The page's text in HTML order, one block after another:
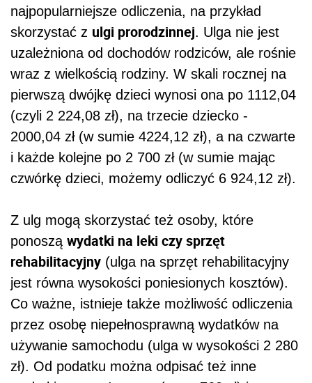
najpopularniejsze odliczenia, na przykład
skorzystać z ulgi prorodzinnej. Ulga nie jest
uzależniona od dochodów rodziców, ale rośnie
wraz z wielkością rodziny. W skali rocznej na
pierwszą dwójkę dzieci wynosi ona po 1112,04
(czyli 2 224,08 zł), na trzecie dziecko -
2000,04 zł (w sumie 4224,12 zł), a na czwarte
i każde kolejne po 2 700 zł (w sumie mając
czwórkę dzieci, możemy odliczyć 6 924,12 zł).
Z ulg mogą skorzystać też osoby, które
ponoszą wydatki na leki czy sprzęt
rehabilitacyjny (ulga na sprzęt rehabilitacyjny
jest równa wysokości poniesionych kosztów).
Co ważne, istnieje także możliwość odliczenia
przez osobę niepełnosprawną wydatków na
używanie samochodu (ulga w wysokości 2 280
zł). Od podatku można odpisać też inne